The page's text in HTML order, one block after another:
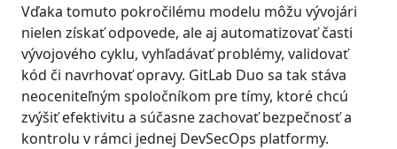
Vďaka tomuto pokročilému modelu môžu vývojári
nielen získať odpovede, ale aj automatizovať časti
vývojového cyklu, vyhľadávať problémy, validovať
kód či navrhovať opravy. GitLab Duo sa tak stáva
neoceniteľným spoločníkom pre tímy, ktoré chcú
zvýšiť efektivitu a súčasne zachovať bezpečnosť a
kontrolu v rámci jednej DevSecOps platformy.